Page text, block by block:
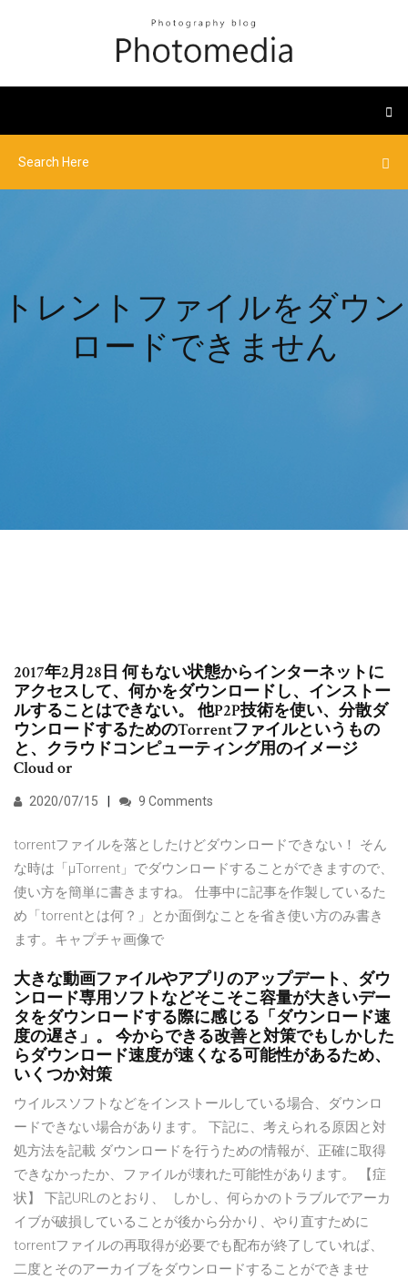
トレントファイルをダウン
ロードできません
2017年2月28日 何もない状態からインターネットに
アクセスして、何かをダウンロードし、インストー
ルすることはできない。 他P2P技術を使い、分散ダ
ウンロードするためのTorrentファイルというもの
と、クラウドコンピューティング用のイメージ
Cloud or
2020/07/15 9 Comments
torrentファイルを落としたけどダウンロードできない！ そん
な時は「µTorrent」でダウンロードすることができますので、
使い方を簡単に書きますね。 仕事中に記事を作製しているた
め「torrentとは何？」とか面倒なことを省き使い方のみ書き
ます。キャプチャ画像で
大きな動画ファイルやアプリのアップデート、ダウ
ンロード専用ソフトなどそこそこ容量が大きいデー
タをダウンロードする際に感じる「ダウンロード速
度の遅さ」。 今からできる改善と対策でもしかした
らダウンロード速度が速くなる可能性があるため、
いくつか対策
ウイルスソフトなどをインストールしている場合、ダウンロ
ードできない場合があります。 下記に、考えられる原因と対
処方法を記載 ダウンロードを行うための情報が、正確に取得
できなかったか、ファイルが壊れた可能性があります。 【症
状】 下記URLのとおり、 しかし、何らかのトラブルでアーカ
イブが破損していることが後から分かり、やり直すために
torrentファイルの再取得が必要でも配布が終了していれば、
二度とそのアーカイブをダウンロードすることができませ